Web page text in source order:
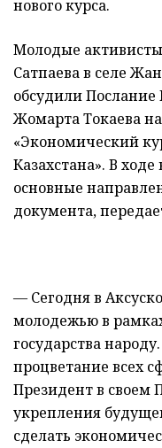
нового курса.
Молодые
Сатпаева в селе
обсудили Послание
Жомарта Токаева
«Экономический
Казахстана». В
основные
документа,
— Сегодня в
молодежью в
государства
процветание всех
Президент в своем
укрепления
сделать